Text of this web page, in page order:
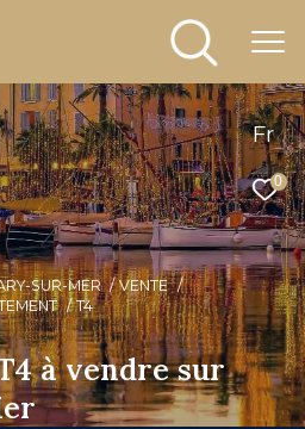
Fr
0
SUR-MER
VENTE
T4
à vendre sur